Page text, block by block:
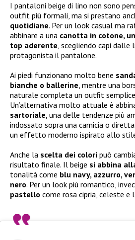
I pantaloni beige di lino non sono
outfit più formali, ma si prestano
quotidiane. Per un look casual ma
abbinare a una canotta in cotone,
top aderente, scegliendo capi dalle
protagonista il pantalone.
Ai piedi funzionano molto bene
bianche o ballerine, mentre una
naturale completa un outfit
Un’alternativa molto attuale è
sartoriale, una delle tendenze più
indossato sopra una camicia o
un effetto moderno ispirato allo stile
Anche la scelta dei colori può
risultato finale. Il beige si abbina
tonalità come blu navy, azzurro,
nero. Per un look più romantico,
pastello come rosa cipria, celeste e